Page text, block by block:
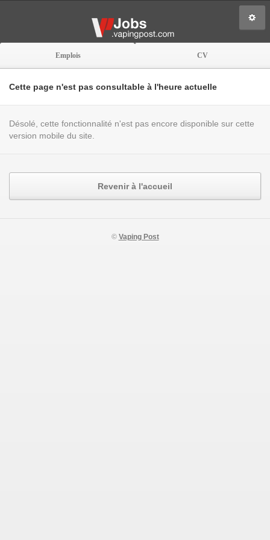
Emplois CV
Cette page n'est pas consultable à l'heure actuelle
Désolé, cette fonctionnalité n'est pas encore disponible sur cette
version mobile du site.
Revenir à l'accueil
© Vaping Post